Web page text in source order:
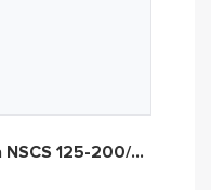
Lowara NSCS 125-200/75